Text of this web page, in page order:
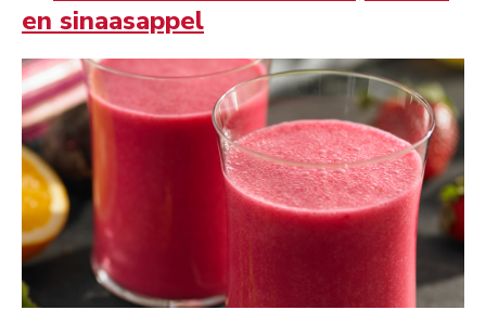
en sinaasappel